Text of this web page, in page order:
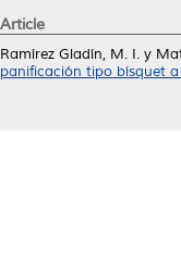
Article
Ramírez Gladín, M. I. y
panificación tipo bísquet